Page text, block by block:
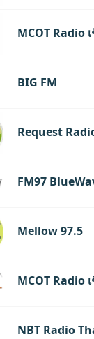
MCOT Radio
BIG FM
Request
FM97
Mellow 97.5
MCOT Radio
NBT Radio